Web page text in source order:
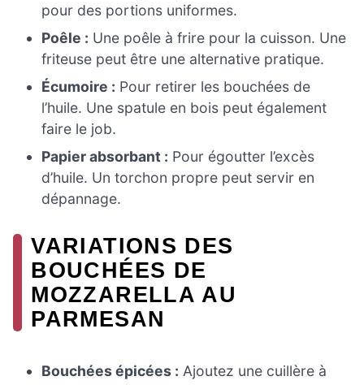
pour des portions uniformes.
Poêle : Une poêle à frire pour la cuisson. Une
friteuse peut être une alternative pratique.
Écumoire : Pour retirer les bouchées de
l’huile. Une spatule en bois peut également
faire le job.
Papier absorbant : Pour égoutter l’excès
d’huile. Un torchon propre peut servir en
dépannage.
VARIATIONS DES
BOUCHÉES DE
MOZZARELLA AU
PARMESAN
Bouchées épicées : Ajoutez une cuillère à